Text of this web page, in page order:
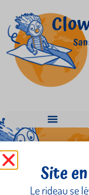
La Site
Le rideau se